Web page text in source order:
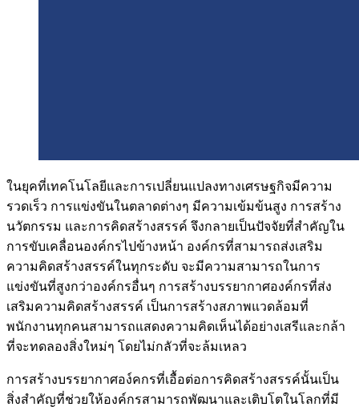
ในยุคที่เทคโนโลยีและการเปลี่ยนแปลงทางเศรษฐกิจมีความ
รวดเร็ว การแข่งขันในตลาดต่างๆ มีความเข้มข้นสูง การสร้าง
นวัตกรรม และการคิดสร้างสรรค์ จึงกลายเป็นปัจจัยที่สำคัญใน
การขับเคลื่อนองค์กรไปข้างหน้า องค์กรที่สามารถส่งเสริม
ความคิดสร้างสรรค์ในทุกระดับ จะมีความสามารถในการ
แข่งขันที่สูงกว่าองค์กรอื่นๆ การสร้างบรรยากาศองค์กรที่ส่ง
เสริมความคิดสร้างสรรค์ เป็นการสร้างสภาพแวดล้อมที่
พนักงานทุกคนสามารถแสดงความคิดเห็นได้อย่างเสรีและกล้า
ที่จะทดลองสิ่งใหม่ๆ โดยไม่กลัวที่จะล้มเหลว
การสร้างบรรยากาศอง์คกรที่เอื้อต่อการคิดสร้างสรรค์นั้นเป็น
สิ่งสำคัญที่ช่วยให้องค์กรสามารถพัฒนาและเติบโตในโลกที่มี